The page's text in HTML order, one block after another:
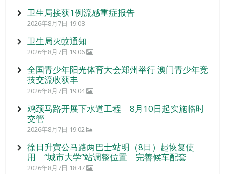
卫生局接获1例流感重症报告
2026年8月7日 19:08
卫生局灭蚊通知
2026年8月7日 19:06
全国青少年阳光体育大会郑州举行 澳门青少年竞
技交流收获丰
2026年8月7日 19:04
鸡颈马路开展下水道工程 8月10日起实施临时
交管
2026年8月7日 19:02
徐日升寅公马路两巴士站明（8日）起恢复使
用 “城市大学”站调整位置 完善候车配套
2026年8月7日 18:47